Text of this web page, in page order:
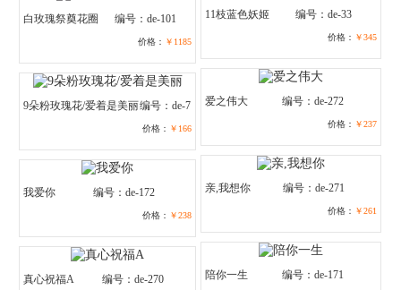
白玫瑰祭奠花圈 编号：de-101
价格： ￥1185
11枝蓝色妖姬 编号：de-33
价格： ￥345
9朵粉玫瑰花/爱着是美丽编号：de-7
价格： ￥166
爱之伟大 编号：de-272
价格： ￥237
我爱你 编号：de-172
价格： ￥238
亲,我想你 编号：de-271
价格： ￥261
真心祝福A 编号：de-270 陪你一生 编号：de-171